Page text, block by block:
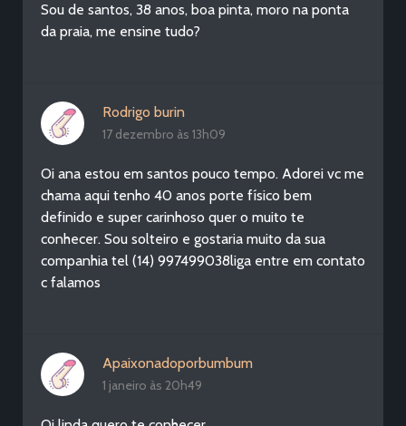
Sou de santos, 38 anos, boa pinta, moro na ponta
da praia, me ensine tudo?
Rodrigo burin
17 dezembro às 13h09
Oi ana estou em santos pouco tempo. Adorei vc me
chama aqui tenho 40 anos porte físico bem
definido e super carinhoso quer o muito te
conhecer. Sou solteiro e gostaria muito da sua
companhia tel (14) 997499038liga entre em contato
c falamos
Apaixonadoporbumbum
1 janeiro às 20h49